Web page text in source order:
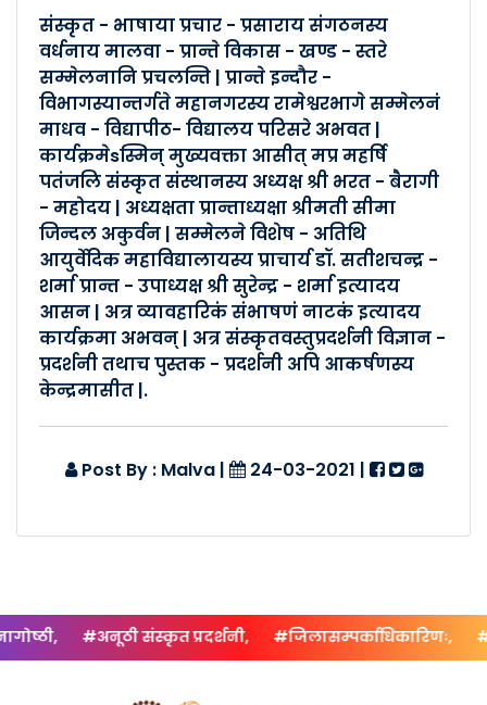
Posted By :- Malva
Posted Date :- 24-03-2021
सीतमऊ -विकासखंडसम्मेलनम् १�..
Posted By :- Malva
Posted Date :- 24-03-2021
नागदा - विकासखंडसम्मेलनम् ०�..
Posted By :- Malva
Posted Date :- 24-03-2021
Posted By :- Malva
Posted By :- Malva
Posted Date :- 23-03-2021
संस्कृत - भाषाया प्रचार - प्रसाराय संगठनस्य
वर्धनाय मालवा - प्रान्ते विकास - खण्ड - स्तरे
सम्मेलनानि प्रचलन्ति | प्रान्ते इन्दौर -
विभागस्यान्तर्गते महानगरस्य रामेश्वरभागे सम्मेलनं
माधव - विद्यापीठ- विद्यालय परिसरे अभवत |
कार्यक्रमेsस्मिन् मुख्यवक्ता आसीत् मप्र महर्षि
पतंजलि संस्कृत संस्थानस्य अध्यक्ष श्री भरत - बैरागी
- महोदय | अध्यक्षता प्रान्ताध्यक्षा श्रीमती सीमा
जिन्दल अकुर्वन | सम्मेलने विशेष - अतिथि
आयुर्वेदिक महाविद्यालायस्य प्राचार्य डॉ. सतीशचन्द्र -
शर्मा प्रान्त - उपाध्यक्ष श्री सुरेन्द्र - शर्मा इत्यादय
आसन | अत्र व्यावहारिकं संभाषणं नाटकं इत्यादय
कार्यक्रमा अभवन् | अत्र संस्कृतवस्तुप्रदर्शनी विज्ञान -
प्रदर्शनी तथाच पुस्तक - प्रदर्शनी अपि आकर्षणस्य
केन्द्रमासीत |.
Post By : Malva | 24-03-2021 |
#अनूठी संस्कृत प्रदर्शनी, #जिलासम्पर्काधिकारिणः,